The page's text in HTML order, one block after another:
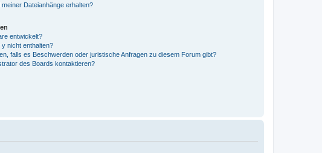
Dateianhänge erhalten?
entwickelt?
nicht enthalten?
falls es Beschwerden oder juristische Anfragen zu diesem Forum gibt?
des Boards kontaktieren?